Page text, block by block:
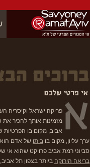
פריקה ישראל וקיסריה
מזמינות אותך להכיר את
אביב, מקום בו הפרטיות
ערך עליון, מקום בו ביתו של אדם
סביוני רמת אביב פרויקט שהוא אי
בריאה הירוקה ביותר בצפון תל